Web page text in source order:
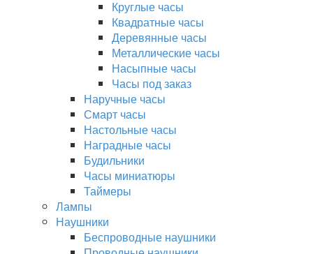
Круглые часы
Квадратные часы
Деревянные часы
Металлические часы
Насыпные часы
Часы под заказ
Наручные часы
Смарт часы
Настольные часы
Наградные часы
Будильники
Часы миниатюры
Таймеры
Лампы
Наушники
Беспроводные наушники